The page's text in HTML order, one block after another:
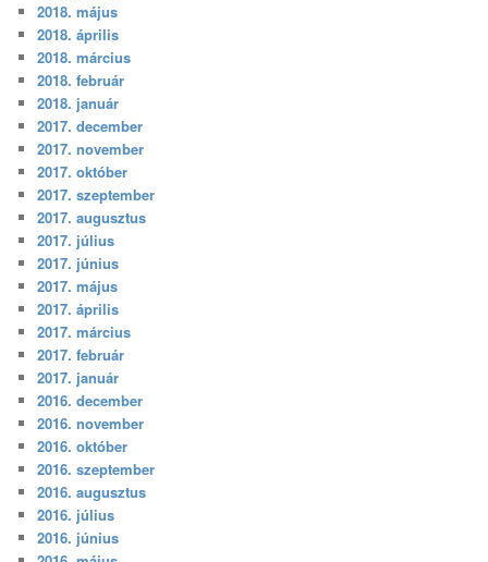
2018. május
2018. április
2018. március
2018. február
2018. január
2017. december
2017. november
2017. október
2017. szeptember
2017. augusztus
2017. július
2017. június
2017. május
2017. április
2017. március
2017. február
2017. január
2016. december
2016. november
2016. október
2016. szeptember
2016. augusztus
2016. július
2016. június